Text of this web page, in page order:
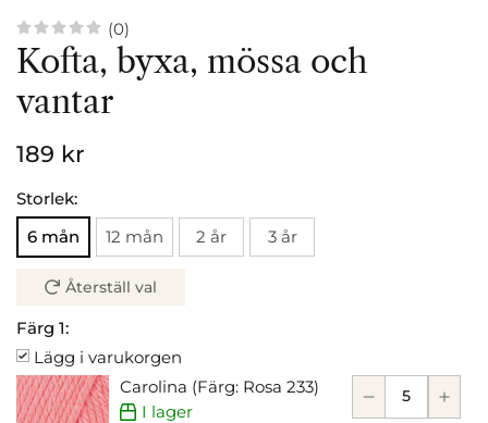
(0)
Kofta, byxa, mössa och
vantar
189 kr
Storlek:
6 mån
12 mån 2 år 3 år
Återställ val
Färg 1:
Lägg i varukorgen
Carolina (Färg: Rosa 233)
I lager